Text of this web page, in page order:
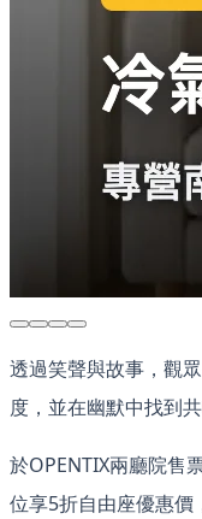
透過笑聲與故事，觀
度，並在幽默中找到共
於OPENTIX兩廳院售
位享5折自由座優惠價